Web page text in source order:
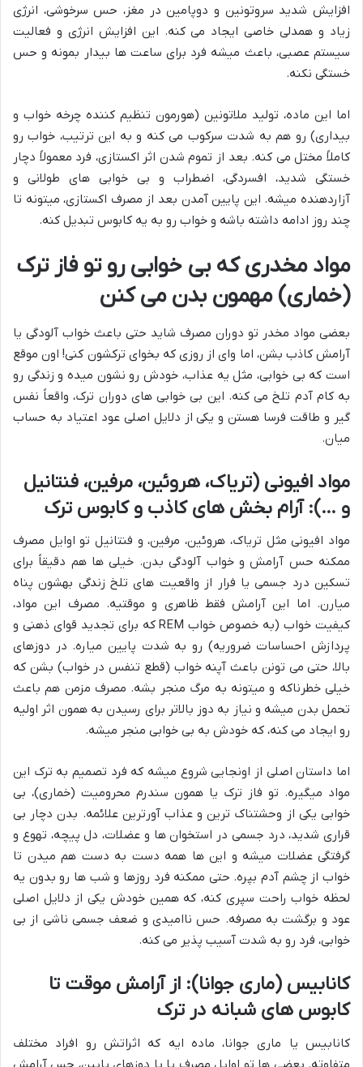
افزایش شدید سروتونین و دوپامین در مغز، حس سرخوشی، انرژی
زیاد و همدلی خاصی ایجاد می کنه. این افزایش انرژی و فعالیت
سیستم عصبی، باعث میشه فرد برای ساعت ها بیدار بمونه و حس
خستگی نکنه.
اما این ماده، تولید ملاتونین (هورمون تنظیم کننده چرخه خواب و
بیداری) رو هم به شدت سرکوب می کنه و به این ترتیب، خواب رو
کاملاً مختل می کنه. بعد از تموم شدن اثر اکستازی، فرد معمولاً دچار
خستگی شدید، افسردگی، اضطراب و بی خوابی های طولانی و
آزاردهنده میشه. این پایین آمدن بعد از مصرف اکستازی، میتونه تا
چند روز ادامه داشته باشه و خواب رو به یه کابوس تبدیل کنه.
مواد مخدری که بی خوابی رو تو فاز ترک
(خماری) مهمون بدن می کنن
بعضی مواد مخدر تو دوران مصرف شاید حتی باعث خواب آلودگی یا
آرامش کاذب بشن، اما وای از روزی که بخوای ترکشون کنی! اون موقع
است که بی خوابی، مثل یه عذاب، خودش رو نشون میده و زندگی رو
به کام آدم تلخ می کنه. این بی خوابی های دوران ترک، واقعاً نفس
گیر و طاقت فرسا هستن و یکی از دلایل اصلی عود اعتیاد به حساب
میان.
مواد افیونی (تریاک، هروئین، مرفین، فنتانیل
و …): آرام بخش های کاذب و کابوس ترک
مواد افیونی مثل تریاک، هروئین، مرفین، و فنتانیل تو اوایل مصرف
ممکنه حس آرامش و خواب آلودگی بدن. خیلی ها هم دقیقاً برای
تسکین درد جسمی یا فرار از واقعیت های تلخ زندگی بهشون پناه
میارن. اما این آرامش فقط ظاهری و موقتیه. مصرف این مواد،
کیفیت خواب (به خصوص خواب REM که برای تجدید قوای ذهنی و
پردازش احساسات ضروریه) رو به شدت پایین میاره. در دوزهای
بالا، حتی می تونن باعث آپنه خواب (قطع تنفس در خواب) بشن که
خیلی خطرناکه و میتونه به مرگ منجر بشه. مصرف مزمن هم باعث
تحمل بدن میشه و نیاز به دوز بالاتر برای رسیدن به همون اثر اولیه
رو ایجاد می کنه، که خودش به بی خوابی منجر میشه.
اما داستان اصلی از اونجایی شروع میشه که فرد تصمیم به ترک این
مواد میگیره. تو فاز ترک یا همون سندرم محرومیت (خماری)، بی
خوابی یکی از وحشتناک ترین و عذاب آورترین علائمه. بدن دچار بی
قراری شدید، درد جسمی در استخوان ها و عضلات، دل پیچه، تهوع و
گرفتگی عضلات میشه و این ها همه دست به دست هم میدن تا
خواب از چشم آدم بپره. حتی ممکنه فرد روزها و شب ها رو بدون یه
لحظه خواب راحت سپری کنه، که همین خودش یکی از دلایل اصلی
عود و برگشت به مصرفه. حس ناامیدی و ضعف جسمی ناشی از بی
خوابی، فرد رو به شدت آسیب پذیر می کنه.
کانابیس (ماری جوانا): از آرامش موقت تا
کابوس های شبانه در ترک
کانابیس یا ماری جوانا، ماده ایه که اثراتش رو افراد مختلف